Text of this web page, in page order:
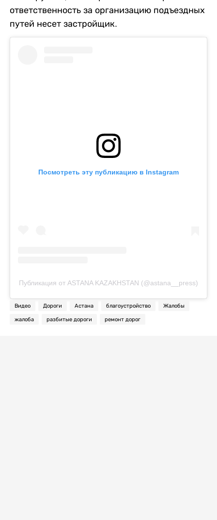
ответственность за организацию подъездных
путей несет застройщик.
Посмотреть эту публикацию в Instagram
Публикация от ASTANA KAZAKHSTAN (@astana__press)
Видео Дороги Астана благоустройство Жалобы
жалоба разбитые дороги ремонт дорог